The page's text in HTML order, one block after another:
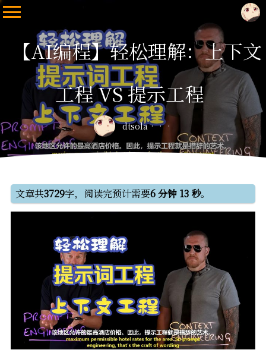
【AI编程】轻松理解：上下文
工程 VS 提示工程
dtsola
文章共3729字，阅读完预计需要6 分钟 13 秒。